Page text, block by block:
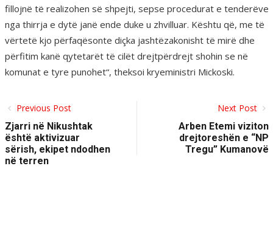
fillojnë të realizohen së shpejti, sepse procedurat e tenderëve
nga thirrja e dytë janë ende duke u zhvilluar. Kështu që, me të
vërtetë kjo përfaqësonte diçka jashtëzakonisht të mirë dhe
përfitim kanë qytetarët të cilët drejtpërdrejt shohin se në
komunat e tyre punohet“, theksoi kryeministri Mickoski.
Previous Post
Zjarri në Nikushtak
është aktivizuar
sërish, ekipet ndodhen
në terren
Next Post
Arben Etemi viziton
drejtoreshën e “NP
Tregu” Kumanovë